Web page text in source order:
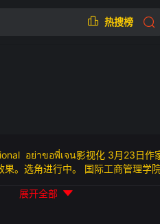
热搜榜
อย่าขอพี่เจน影视化 3月23日作
。选角进行中。 国际工商管理学
他们的关系逐渐从前辈和后辈变
展开全部